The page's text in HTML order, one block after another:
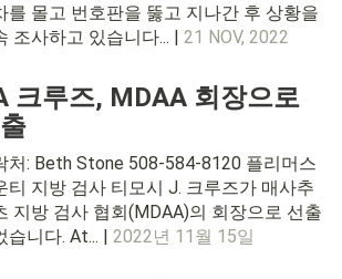
를 몰고 번호판을 뚫고 지나간 후 상황을
조사하고 있습니다... | 21 NOV, 2022
크루즈, MDAA 회장으로
처: Beth Stone 508-584-8120 플리머스
티 지방 검사 티모시 J. 크루즈가 매사추
지방 검사 협회(MDAA)의 회장으로 선출
습니다. At... | 2022년 11월 15일